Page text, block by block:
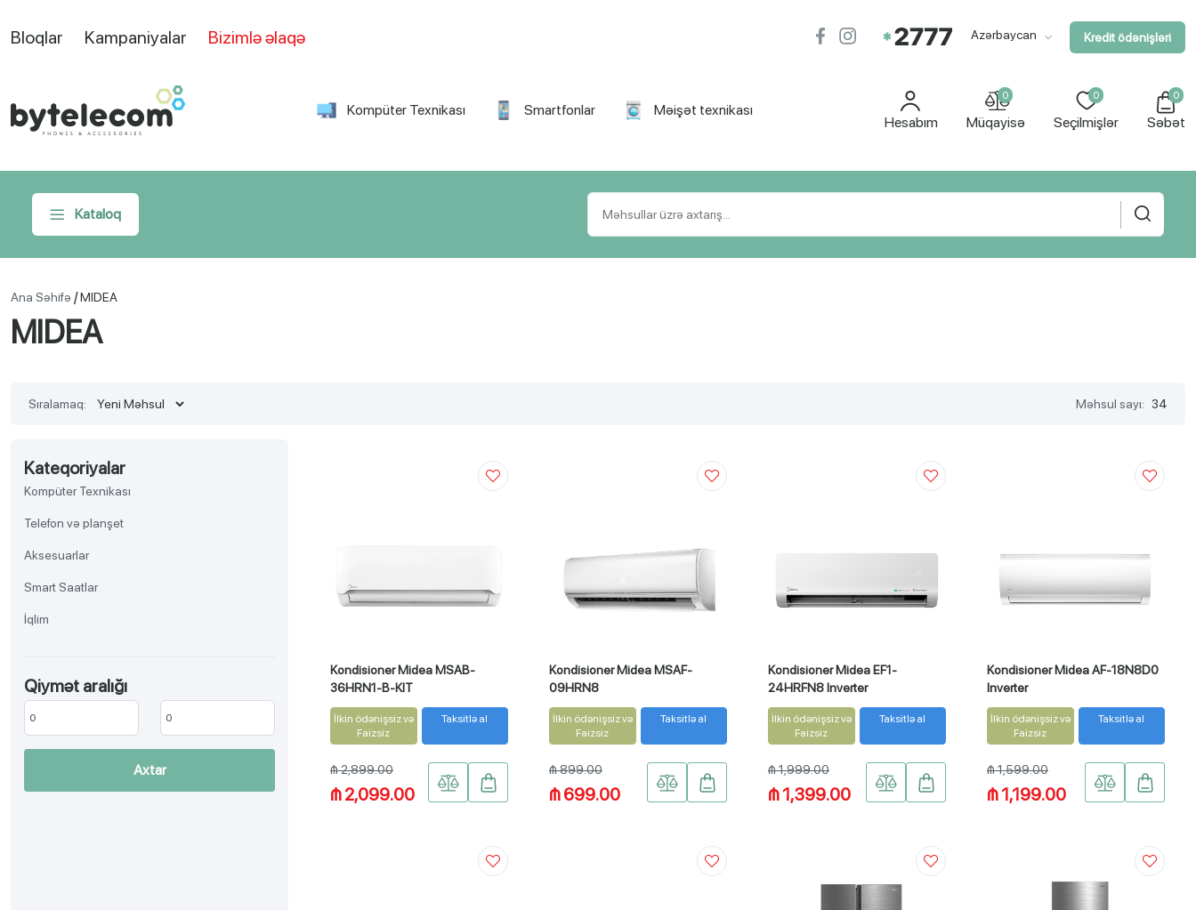
Bloqlar Kampaniyalar Bizimlə əlaqə Azərbaycan Kredit ödənişləri
Kompüter Texnikası Smartfonlar Məişət texnikası
Hesabım
0
Müqayisə
0
Seçilmişlər
0
Səbət
Kataloq
Ana Səhifə /MIDEA
MIDEA
Sıralamaq: Məhsul sayı: 34
Kateqoriyalar
Kompüter Texnikası
Telefon və planşet
Aksesuarlar
Smart Saatlar
İqlim
Aksesuar
Məişət texnikası
Gözəllik və sağlamlıq
Qiymət aralığı
Axtar
Kondisioner Midea MSAB-
36HRN1-B-KIT
İlkin ödənişsiz və
Faizsiz
Taksitlə al
₼ 2,899.00
₼ 2,099.00
Kondisioner Midea MSAF-
09HRN8
İlkin ödənişsiz və
Faizsiz
Taksitlə al
₼ 899.00
₼ 699.00
Kondisioner Midea EF1-
24HRFN8 Inverter
İlkin ödənişsiz və
Faizsiz
Taksitlə al
₼ 1,999.00
₼ 1,399.00
Kondisioner Midea AF-18N8D0
Inverter
İlkin ödənişsiz və
Faizsiz
Taksitlə al
₼ 1,599.00
₼ 1,199.00